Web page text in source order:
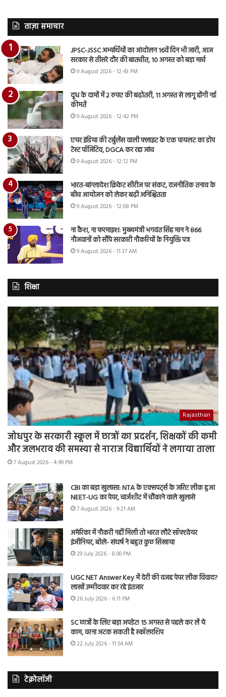
ताज़ा समाचार
JPSC-JSSC अभ्यर्थियों का आंदोलन 16वें दिन भी जारी, आज
सरकार से तीसरे दौर की बातचीत, 10 अगस्त को बड़ा मार्च
9 August 2026 - 12:43 PM
दूध के दामों में 2 रुपए की बढ़ोतरी, 11 अगस्त से लागू होंगी नई
कीमतें
9 August 2026 - 12:42 PM
एयर इंडिया की टर्बुलेंस वाली फ्लाइट के एक पायलट का डोप
टेस्ट पॉजिटिव, DGCA कर रहा जांच
9 August 2026 - 12:12 PM
भारत-बांग्लादेश क्रिकेट सीरीज पर संकट, राजनीतिक तनाव के
बीच आयोजन को लेकर बढ़ी अनिश्चितता
9 August 2026 - 12:08 PM
ना कैश, ना फरमाइश: मुख्यमंत्री भगवंत सिंह मान ने 866
नौजवानों को सौंपे सरकारी नौकरियों के नियुक्ति पत्र
9 August 2026 - 11:37 AM
शिक्षा
Rajasthan
जोधपुर के सरकारी स्कूल में छात्रों का प्रदर्शन, शिक्षकों की कमी
और जलभराव की समस्या से नाराज विद्यार्थियों ने लगाया ताला
7 August 2026 - 4:49 PM
CBI का बड़ा खुलासा: NTA के एक्सपर्ट्स के जरिए लीक हुआ
NEET-UG का पेपर, चार्जशीट में चौंकाने वाले खुलासे
7 August 2026 - 9:21 AM
अमेरिका में नौकरी नहीं मिली तो भारत लौटे सॉफ्टवेयर
इंजीनियर, बोले- संघर्ष ने बहुत कुछ सिखाया
29 July 2026 - 8:00 PM
UGC NET Answer Key में देरी की वजह पेपर लीक विवाद?
लाखों उम्मीदवार कर रहे इंतजार
26 July 2026 - 6:11 PM
SC छात्रों के लिए बड़ा अपडेट! 15 अगस्त से पहले कर लें ये
काम, वरना अटक सकती है स्कॉलरशिप
22 July 2026 - 11:54 AM
टेक्नोलॉजी